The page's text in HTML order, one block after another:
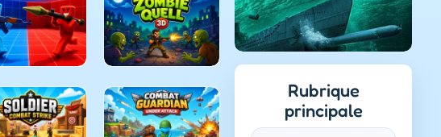
Rubrique
principale